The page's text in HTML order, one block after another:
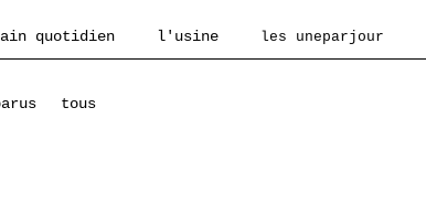
quotidien l'usine les uneparjour
tous